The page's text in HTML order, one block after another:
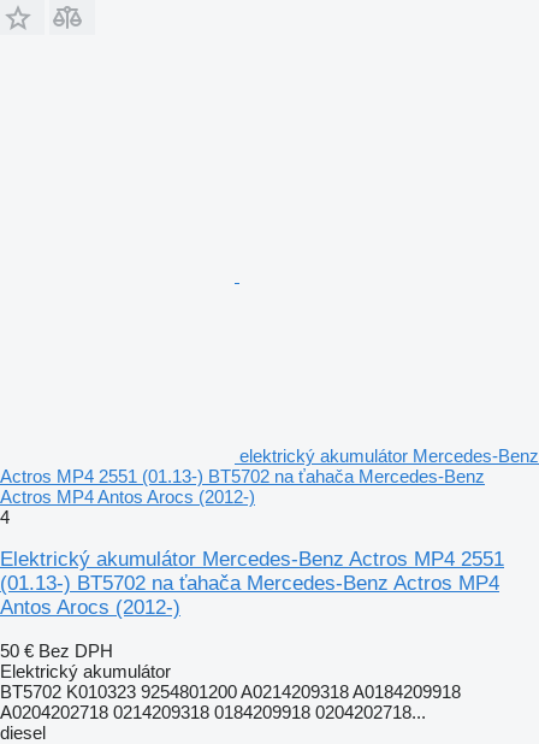
elektrický akumulátor Mercedes-Benz
Actros MP4 2551 (01.13-) BT5702 na ťahača Mercedes-Benz
Actros MP4 Antos Arocs (2012-)
4
Elektrický akumulátor Mercedes-Benz Actros MP4 2551
(01.13-) BT5702 na ťahača Mercedes-Benz Actros MP4
Antos Arocs (2012-)
50 € Bez DPH
Elektrický akumulátor
BT5702 K010323 9254801200 A0214209318 A0184209918
A0204202718 0214209318 0184209918 0204202718...
diesel